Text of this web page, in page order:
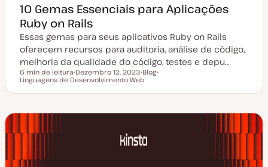
10 Gemas Essenciais para Aplicações
Ruby on Rails
Essas gemas para seus aplicativos Ruby on Rails
oferecem recursos para auditoria, análise de código,
melhoria da qualidade do código, testes e depu…
Tempo de leitura
6 min de leitura
D
t
Dezembro 12, 2023
T
p
t
i
Blog
p
Linguagens de Desenvolvimento Web